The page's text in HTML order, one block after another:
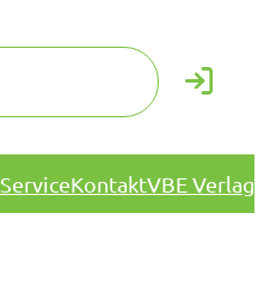
ServiceKontaktVBE Verlag